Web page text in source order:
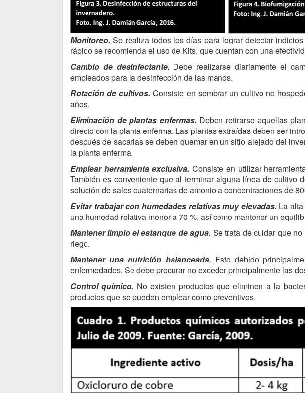
Monitoreo. Se realiza todos los días para lograr detectar
rápido se recomienda el uso de Kits, que cuentan con una
Cambio de desinfectante. Debe realizarse diariamente el
empleados para la desinfección de las manos.
Rotación de cultivos. Consiste en sembrar un cultivo no
años.
Eliminación de plantas enfermas. Deben retirarse aquellas
directo con la planta enferma. Las plantas extraídas deben ser
después de sacarlas se deben quemar en un sitio alejado del
la planta enferma.
Emplear herramienta exclusiva. Consiste en utilizar
También es conveniente que al terminar alguna línea de cultivo
solución de sales cuaternarias de amonio a concentraciones de
Evitar trabajar con humedades relativas muy elevadas. La
una humedad relativa menor a 70 %, así como mantener un
Mantener limpio el estanque de agua. Se trata de cuidar que
riego.
Mantener una nutrición balanceada. Esto debido
enfermedades. Se debe procurar no exceder principalmente las
Control químico. No existen productos que eliminen a la
productos que se pueden emplear como preventivos.